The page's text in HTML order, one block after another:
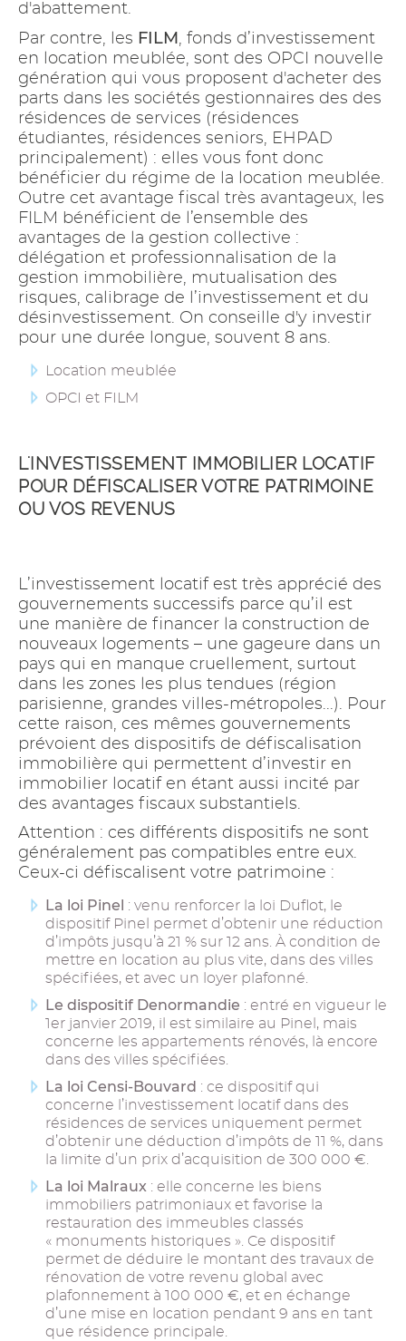
d'abattement.
Par contre, les FILM, fonds d’investissement
en location meublée, sont des OPCI nouvelle
génération qui vous proposent d'acheter des
parts dans les sociétés gestionnaires des des
résidences de services (résidences
étudiantes, résidences seniors, EHPAD
principalement) : elles vous font donc
bénéficier du régime de la location meublée.
Outre cet avantage fiscal très avantageux, les
FILM bénéficient de l’ensemble des
avantages de la gestion collective :
délégation et professionnalisation de la
gestion immobilière, mutualisation des
risques, calibrage de l’investissement et du
désinvestissement. On conseille d'y investir
pour une durée longue, souvent 8 ans.
Location meublée
OPCI et FILM
L'INVESTISSEMENT IMMOBILIER LOCATIF
POUR DÉFISCALISER VOTRE PATRIMOINE
OU VOS REVENUS
L’investissement locatif est très apprécié des
gouvernements successifs parce qu’il est
une manière de financer la construction de
nouveaux logements – une gageure dans un
pays qui en manque cruellement, surtout
dans les zones les plus tendues (région
parisienne, grandes villes-métropoles...). Pour
cette raison, ces mêmes gouvernements
prévoient des dispositifs de défiscalisation
immobilière qui permettent d’investir en
immobilier locatif en étant aussi incité par
des avantages fiscaux substantiels.
Attention : ces différents dispositifs ne sont
généralement pas compatibles entre eux.
Ceux-ci défiscalisent votre patrimoine :
La loi Pinel
: venu renforcer la loi Duflot, le
dispositif Pinel permet d’obtenir une réduction
d’impôts jusqu’à 21 % sur 12 ans. À condition de
mettre en location au plus vite, dans des villes
spécifiées, et avec un loyer plafonné.
Le dispositif Denormandie : entré en vigueur le
1er janvier 2019, il est similaire au Pinel, mais
concerne les appartements rénovés, là encore
dans des villes spécifiées.
La loi Censi-Bouvard : ce dispositif qui
concerne l’investissement locatif dans des
résidences de services uniquement permet
d’obtenir une déduction d’impôts de 11 %, dans
la limite d’un prix d’acquisition de 300 000 €.
La loi Malraux : elle concerne les biens
immobiliers patrimoniaux et favorise la
restauration des immeubles classés
« monuments historiques ». Ce dispositif
permet de déduire le montant des travaux de
rénovation de votre revenu global avec
plafonnement à 100 000 €, et en échange
d’une mise en location pendant 9 ans en tant
que résidence principale.